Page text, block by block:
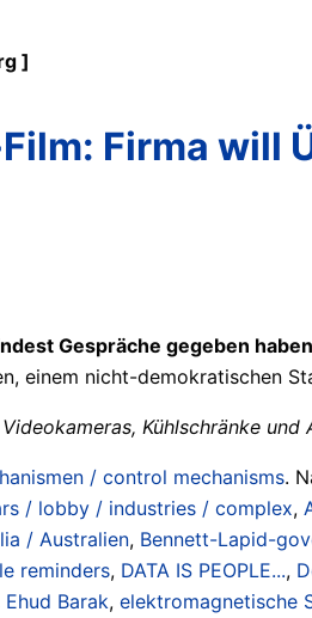
]
Firma will
Gespräche gegeben
einem nicht-demokratischen
Kühlschränke und
/ control mechanisms.
/ lobby / industries / complex,
/ Australien, Bennett-Lapid-
reminders, DATA IS PEOPLE...,
Ehud Barak, elektromagnetische